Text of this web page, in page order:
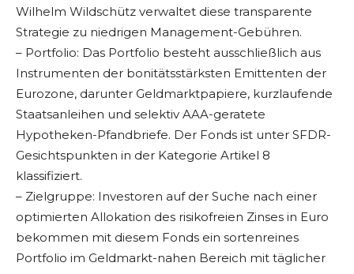
Wilhelm Wildschütz verwaltet diese transparente
Strategie zu niedrigen Management-Gebühren.
– Portfolio: Das Portfolio besteht ausschließlich aus
Instrumenten der bonitätsstärksten Emittenten der
Eurozone, darunter Geldmarktpapiere, kurzlaufende
Staatsanleihen und selektiv AAA-geratete
Hypotheken-Pfandbriefe. Der Fonds ist unter SFDR-
Gesichtspunkten in der Kategorie Artikel 8
klassifiziert.
– Zielgruppe: Investoren auf der Suche nach einer
optimierten Allokation des risikofreien Zinses in Euro
bekommen mit diesem Fonds ein sortenreines
Portfolio im Geldmarkt-nahen Bereich mit täglicher